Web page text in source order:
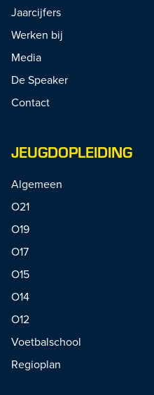
Jaarcijfers
Werken bij
Media
De Speaker
Contact
JEUGDOPLEIDING
Algemeen
O21
O19
O17
O15
O14
O12
Voetbalschool
Regioplan